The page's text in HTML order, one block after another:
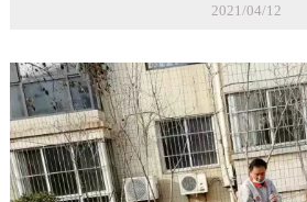
2021/04/12